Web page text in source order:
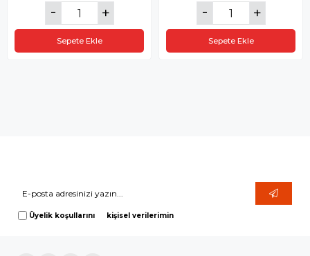
Sepete Ekle Sepete Ekle
Üyelik koşullarını kişisel verilerimin